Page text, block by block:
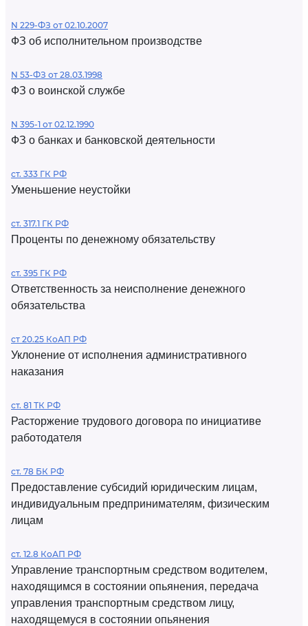
N 229-ФЗ от 02.10.2007
ФЗ об исполнительном производстве
N 53-ФЗ от 28.03.1998
ФЗ о воинской службе
N 395-1 от 02.12.1990
ФЗ о банках и банковской деятельности
ст. 333 ГК РФ
Уменьшение неустойки
ст. 317.1 ГК РФ
Проценты по денежному обязательству
ст. 395 ГК РФ
Ответственность за неисполнение денежного
обязательства
ст 20.25 КоАП РФ
Уклонение от исполнения административного
наказания
ст. 81 ТК РФ
Расторжение трудового договора по инициативе
работодателя
ст. 78 БК РФ
Предоставление субсидий юридическим лицам,
индивидуальным предпринимателям, физическим
лицам
ст. 12.8 КоАП РФ
Управление транспортным средством водителем,
находящимся в состоянии опьянения, передача
управления транспортным средством лицу,
находящемуся в состоянии опьянения